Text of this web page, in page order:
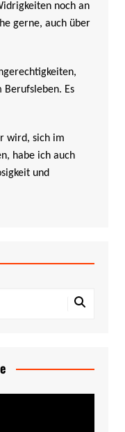
noch an
gerne, auch über
Es
wird, sich im
habe ich auch
und